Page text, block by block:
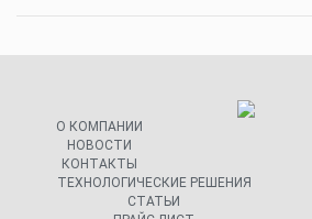
О КОМПАНИИ
НОВОСТИ
КОНТАКТЫ
ТЕХНОЛОГИЧЕСКИЕ РЕШЕНИЯ
СТАТЬИ